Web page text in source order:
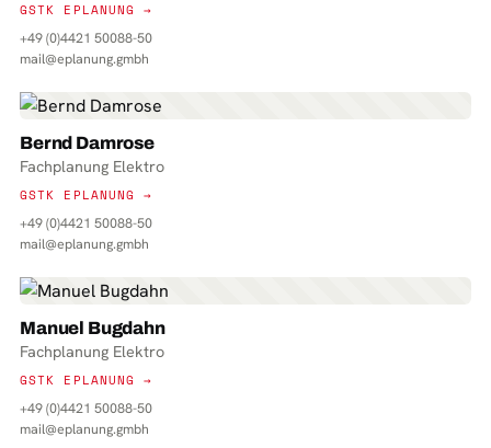
GSTK EPLANUNG →
+49 (0)4421 50088-50
mail@eplanung.gmbh
Bernd Damrose
Fachplanung Elektro
GSTK EPLANUNG →
+49 (0)4421 50088-50
mail@eplanung.gmbh
Manuel Bugdahn
Fachplanung Elektro
GSTK EPLANUNG →
+49 (0)4421 50088-50
mail@eplanung.gmbh